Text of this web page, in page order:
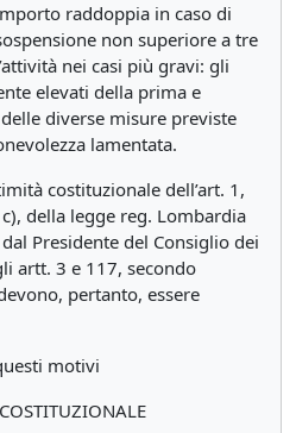
raddoppia in caso di
non superiore a tre
nei casi più gravi: gli
elevati della prima e
diverse misure previste
lamentata.
costituzionale dell’art. 1,
della legge reg. Lombardia
Presidente del Consiglio dei
artt. 3 e 117, secondo
pertanto, essere
motivi